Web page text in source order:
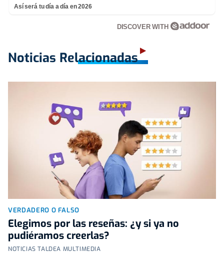
Así será tu día a día en 2026
DISCOVER WITH
Noticias Relacionadas
VERDADERO O FALSO
Elegimos por las reseñas: ¿y si ya no
pudiéramos creerlas?
NOTICIAS TALDEA MULTIMEDIA